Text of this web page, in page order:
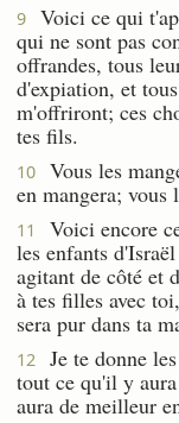
9
Voici ce qui
qui ne sont pas
offrandes, tous
d'expiation, et
m'offriront; ces
tes fils.
10
Vous les
en mangera; vous
11
Voici encore
les enfants
agitant de côté et
à tes filles avec
sera pur dans ta
12
Je te donne
tout ce qu'il y
aura de meilleur